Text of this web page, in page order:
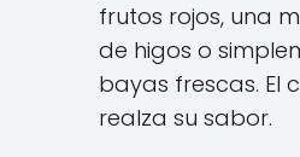
frutos rojos, una
de higos o
bayas frescas. El
realza su sabor.